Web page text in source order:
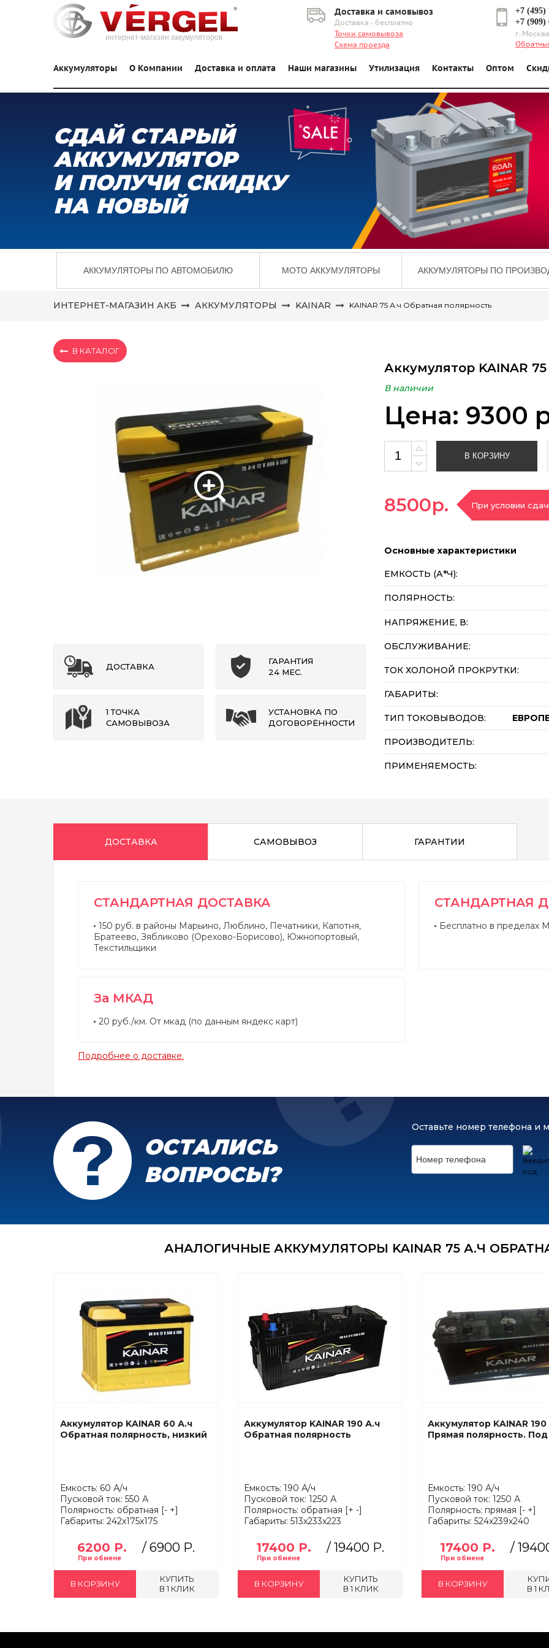
интернет-магазин аккумуляторов
Доставка и самовывоз
Доставка - бесплатно
Точки самовывоза
Схема проезда
+7 (495)
+7 (909)
г.
Аккумуляторы О Компании Доставка и оплата Наши магазины Утилизация Контакты Оптом
СДАЙ СТАРЫЙ
АККУМУЛЯТОР
И ПОЛУЧИ СКИДКУ
НА НОВЫЙ
АККУМУЛЯТОРЫ ПО АВТОМОБИЛЮ МОТО АККУМУЛЯТОРЫ АККУМУЛЯТОРЫ ПО
ИНТЕРНЕТ-МАГАЗИН АКБ АККУМУЛЯТОРЫ KAINAR KAINAR 75 А.ч Обратная полярность
В КАТАЛОГ
ДОСТАВКА
ГАРАНТИЯ
24 МЕС.
1 ТОЧКА
САМОВЫВОЗА
УСТАНОВКА ПО
ДОГОВОРЁННОСТИ
Аккумулятор KAINAR
В наличии
Цена: 9300
В КОРЗИНУ
8500р. При условии
Основные характеристики
ЕМКОСТЬ (А*Ч):
ПОЛЯРНОСТЬ:
НАПРЯЖЕНИЕ, В:
ОБСЛУЖИВАНИЕ:
ТОК ХОЛОНОЙ ПРОКРУТКИ:
ГАБАРИТЫ:
ТИП ТОКОВЫВОДОВ:
ПРОИЗВОДИТЕЛЬ:
ПРИМЕНЯЕМОСТЬ:
ДОСТАВКА САМОВЫВОЗ ГАРАНТИИ
СТАНДАРТНАЯ ДОСТАВКА
150 руб. в районы Марьино, Люблино, Печатники, Капотня,
Братеево, Зябликово (Орехово-Борисово), Южнопортовый,
Текстильщики
СТАНДАРТНАЯ
Бесплатно в пределах
За МКАД
20 руб./км. От мкад (по данным яндекс карт)
Подробнее о доставке.
ОСТАЛИСЬ
ВОПРОСЫ?
Оставьте номер телефона и
АНАЛОГИЧНЫЕ АККУМУЛЯТОРЫ KAINAR 75 А.Ч
Аккумулятор KAINAR 60 А.ч
Обратная полярность, низкий
Емкость: 60 А/ч
Пусковой ток: 550 А
Полярность: обратная [- +]
Габариты: 242x175x175
6200 Р. / 6900 Р.
В КОРЗИНУ
КУПИТЬ
В 1 КЛИК
Аккумулятор KAINAR 190 А.ч
Обратная полярность
Емкость: 190 А/ч
Пусковой ток: 1250 А
Полярность: обратная [+ -]
Габариты: 513x233x223
17400 Р. / 19400 Р.
В КОРЗИНУ
КУПИТЬ
В 1 КЛИК
Аккумулятор KAINAR
Прямая полярность.
Емкость: 190 А/ч
Пусковой ток: 1250 А
Полярность: прямая [- +]
Габариты: 524x239x240
17400 Р. /
В КОРЗИНУ
В 1